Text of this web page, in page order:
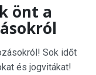
önt a
Sok időt
és jogvitákat!